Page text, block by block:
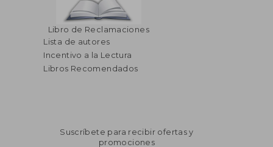
Libro de Reclamaciones
Lista de autores
Incentivo a la Lectura
Libros Recomendados
Suscríbete para recibir ofertas y
promociones